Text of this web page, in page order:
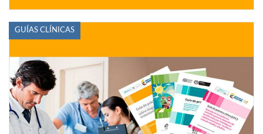
GUÍAS CLÍNICAS